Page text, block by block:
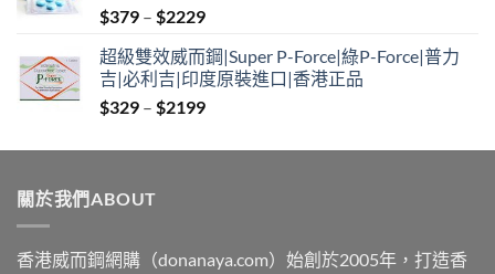
$379 – $2229Price
$379
through
$2229
超級雙效威而鋼|Super P-Force|綠P-Force|普力
吉|必利吉|印度原裝進口|香港正品
$329 – $2199Price
$329
關於我們ABOUT
香港威而鋼網購（donanaya.com）始創於2005年，打造香